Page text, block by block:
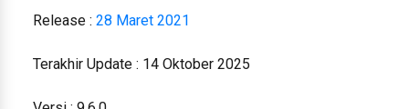
Release : 28 Maret 2021
Terakhir Update : 14 Oktober 2025